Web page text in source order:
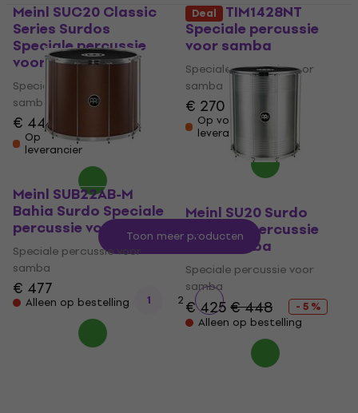
Meinl SUC20 Classic
Series Surdos
Speciale percussie
voor samba
Speciale percussie voor
samba
€ 448
Op voorraad bij de
leverancier
Meinl TIM1428NT
Speciale percussie
voor samba
Speciale percussie voor
samba
€ 270
Op voorraad bij de
leverancier
Meinl SUB22AB-M
Bahia Surdo Speciale
percussie voor samba
Speciale percussie voor
samba
€ 477
Alleen op bestelling
Deal
Meinl SU20 Surdo
Speciale percussie
voor samba
Speciale percussie voor
samba
€ 425€ 448
- 5 %
Alleen op bestelling
Toon meer producten
1 2